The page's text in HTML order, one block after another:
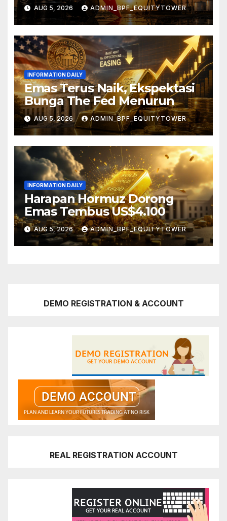
AUG 5, 2026 ADMIN_BPF_EQUITYTOWER
INFORMATION DAILY
Emas Terus Naik, Ekspektasi
Bunga The Fed Menurun
AUG 5, 2026 ADMIN_BPF_EQUITYTOWER
INFORMATION DAILY
Harapan Hormuz Dorong
Emas Tembus US$4.100
AUG 5, 2026 ADMIN_BPF_EQUITYTOWER
DEMO REGISTRATION & ACCOUNT
REAL REGISTRATION ACCOUNT